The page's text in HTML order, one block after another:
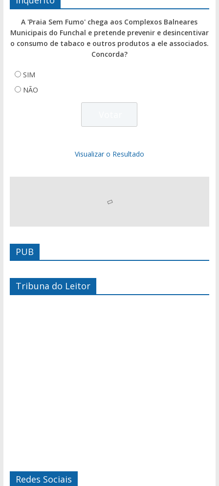
A 'Praia Sem Fumo' chega aos Complexos Balneares
Municipais do Funchal e pretende prevenir e desincentivar
o consumo de tabaco e outros produtos a ele associados.
Concorda?
SIM
NÃO
Visualizar o Resultado
PUB
Tribuna do Leitor
Redes Sociais